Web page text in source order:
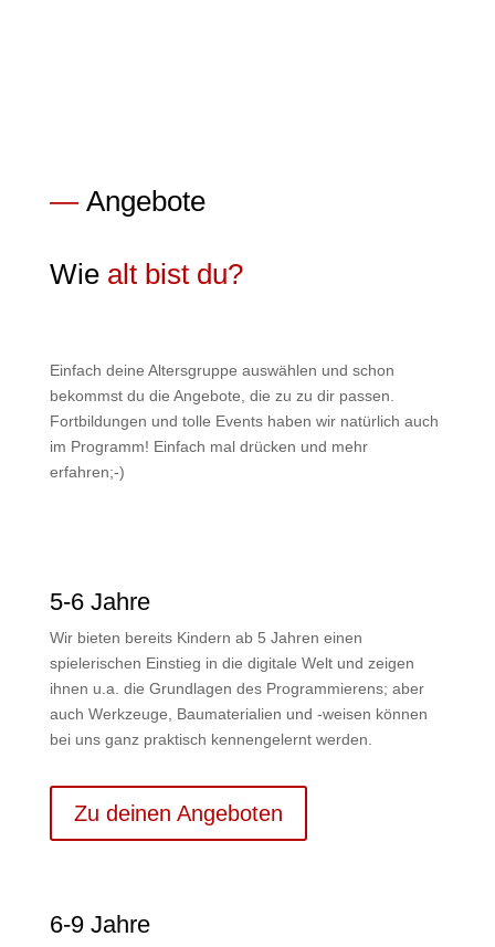
—Angebote
Wie alt bist du?
Einfach deine Altersgruppe auswählen und schon
bekommst du die Angebote, die zu zu dir passen.
Fortbildungen und tolle Events haben wir natürlich auch
im Programm! Einfach mal drücken und mehr
erfahren;-)
5-6 Jahre
Wir bieten bereits Kindern ab 5 Jahren einen
spielerischen Einstieg in die digitale Welt und zeigen
ihnen u.a. die Grundlagen des Programmierens; aber
auch Werkzeuge, Baumaterialien und -weisen können
bei uns ganz praktisch kennengelernt werden.
Zu deinen Angeboten
6-9 Jahre